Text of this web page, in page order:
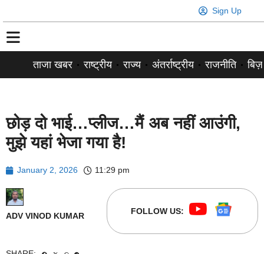
Sign Up
ताजा खबर राष्ट्रीय राज्य अंतर्राष्ट्रीय राजनीति
छोड़ दो भाई…प्लीज…मैं अब नहीं आउंगी,
मुझे यहां भेजा गया है!
January 2, 2026 11:29 pm
ADV VINOD KUMAR FOLLOW US: